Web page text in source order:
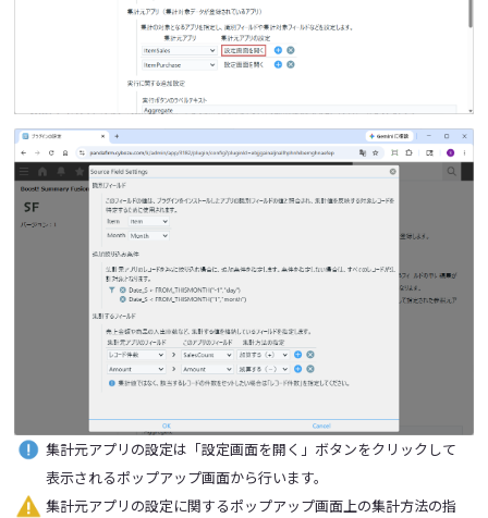
集計元アプリの設定は「設定画面を開く」ボタンをクリックして
表示されるポップアップ画面から行います。
集計元アプリの設定に関するポップアップ画面上の集計方法の指